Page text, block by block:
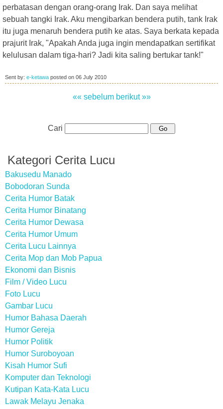
perbatasan dengan orang-orang Irak. Dan saya melihat
sebuah tangki Irak. Aku mengibarkan bendera putih, tank Irak
itu juga menaruh bendera putih ke atas. Saya berkata kepada
prajurit Irak, "Apakah Anda juga ingin mendapatkan sertifikat
kelulusan dalam tiga-hari? Jadi kita saling bertukar tank!"
Sent by: e-ketawa posted on 06 July 2010
«« sebelum berikut »»
Cari
Kategori Cerita Lucu
Bakusedu Manado
Bobodoran Sunda
Cerita Humor Batak
Cerita Humor Binatang
Cerita Humor Dewasa
Cerita Humor Umum
Cerita Lucu Lainnya
Cerita Mop dan Mob Papua
Ekonomi dan Bisnis
Film / Video Lucu
Foto Lucu
Gambar Lucu
Humor Bahasa Daerah
Humor Gereja
Humor Politik
Humor Suroboyoan
Kisah Humor Sufi
Komputer dan Teknologi
Kutipan Kata-Kata Lucu
Lawak Melayu Jenaka